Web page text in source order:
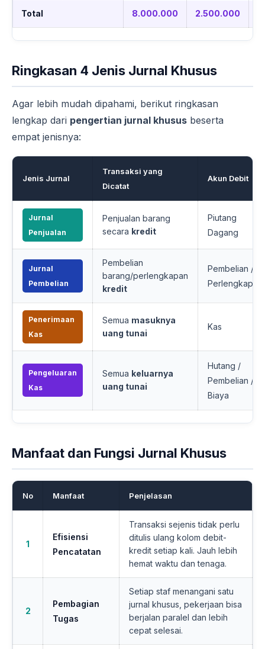
Total 8.000.000 2.500.000
Ringkasan 4 Jenis Jurnal Khusus
Agar lebih mudah dipahami, berikut ringkasan
lengkap dari pengertian jurnal khusus beserta
empat jenisnya:
Jenis Jurnal
Transaksi yang
Dicatat
Akun Debit
Jurnal
Penjualan
Penjualan barang
secara kredit
Piutang
Dagang
Jurnal
Pembelian
Pembelian
barang/perlengkapan
kredit
Pembelian /
Perlengkapan
Penerimaan
Kas
Semua masuknya
uang tunai
Kas
Pengeluaran
Kas
Semua keluarnya
uang tunai
Hutang /
Pembelian /
Biaya
Manfaat dan Fungsi Jurnal Khusus
No Manfaat Penjelasan
1
Efisiensi
Pencatatan
Transaksi sejenis tidak perlu
ditulis ulang kolom debit-
kredit setiap kali. Jauh lebih
hemat waktu dan tenaga.
2
Pembagian
Tugas
Setiap staf menangani satu
jurnal khusus, pekerjaan bisa
berjalan paralel dan lebih
cepat selesai.